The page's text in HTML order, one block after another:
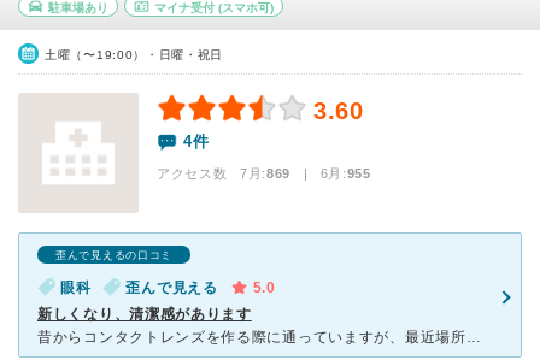
駐車場あり マイナ受付(スマホ可)
土曜（〜19:00）・日曜・祝日
3.60
4件
アクセス数 7月:869 | 6月:955
歪んで見えるの口コミ
眼科 歪んで見える
5.0
新しくなり、清潔感があります
昔からコンタクトレンズを作る際に通っていますが、最近場所が変わり、新しくなったため、院内がとても綺麗です。受付をしてから流れ作業のように検査をどんどん回していくかんじで、終わると横のコンタクトレンズシ